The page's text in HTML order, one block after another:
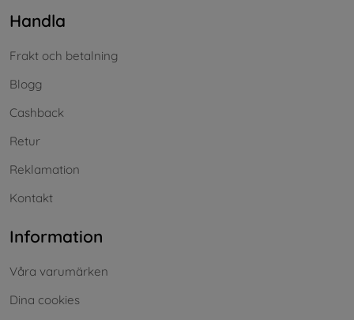
Handla
Frakt och betalning
Blogg
Cashback
Retur
Reklamation
Kontakt
Information
Våra varumärken
Dina cookies